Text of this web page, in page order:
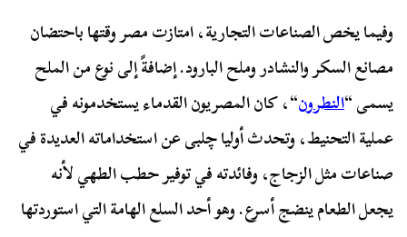
وفيما يخص الصناعات التجارية، امتازت مصر وقتها باحتضان
مصانع السكر والنشادر وملح البارود. إضافةً إلى نوع من الملح
يسمى “النطرون“، كان المصريون القدماء يستخدمونه في
عملية التحنيط، وتحدث أوليا چلبی عن استخداماته العديدة في
صناعات مثل الزجاج، وفائدته في توفير حطب الطهي لأنه
يجعل الطعام ينضج أسرع. وهو أحد السلع الهامة التي استوردتها